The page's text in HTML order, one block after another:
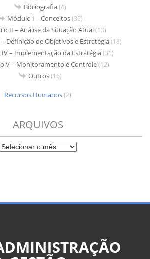
Bibliografia(4)
Módulo I – Conceitos(35)
II – Análise da Situação Atual(13)
Definição de Objetivos e Estratégia(18)
– Implementação da Estratégia(31)
V – Monitoramento e Controle(12)
Outros(16)
Recursos Humanos(2)
ARQUIVOS